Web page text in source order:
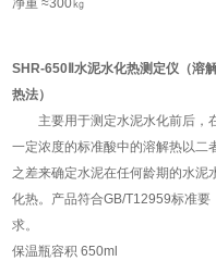
净重 ≈300㎏
SHR-650Ⅱ水泥水化热测定仪（溶
热法）
主要用于测定水泥水化前后，
一定浓度的标准酸中的溶解热以二
之差来确定水泥在任何龄期的水泥
化热。产品符合GB/T12959标准要
求。
保温瓶容积 650ml